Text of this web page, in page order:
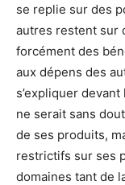
se replie sur des
autres restent sur
forcément des
aux dépens des
s’expliquer
ne serait sans
de ses produits,
restrictifs sur ses
domaines tant de